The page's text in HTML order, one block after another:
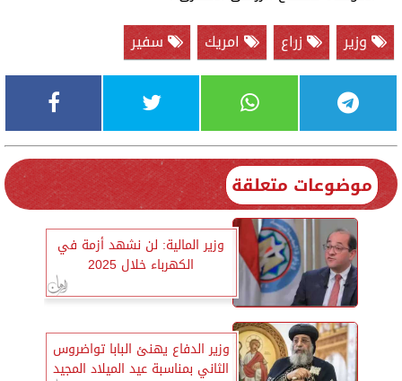
وزير
زراع امريك سفير
موضوعات متعلقة
وزير المالية: لن نشهد أزمة في
الكهرباء خلال 2025
وزير الدفاع يهنئ البابا تواضروس
الثاني بمناسبة عيد الميلاد المجيد